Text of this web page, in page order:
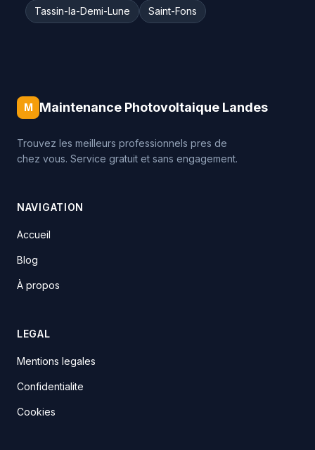
Tassin-la-Demi-Lune
Saint-Fons
M Maintenance Photovoltaique Landes
Trouvez les meilleurs professionnels pres de
chez vous. Service gratuit et sans engagement.
NAVIGATION
Accueil
Blog
À propos
LEGAL
Mentions legales
Confidentialite
Cookies